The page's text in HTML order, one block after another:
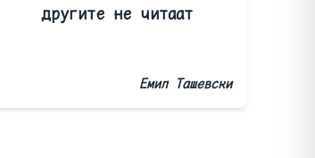
другите не читаат
Емил Ташевски